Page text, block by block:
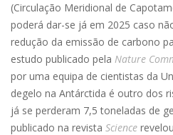
(Circulação Meridional de
poderá dar-se já em 2025 caso
redução da emissão de carbono
estudo publicado pela Nature
por uma equipa de cientistas da
degelo na Antárctida é outro dos
já se perderam 7,5 toneladas de
publicado na revista Science